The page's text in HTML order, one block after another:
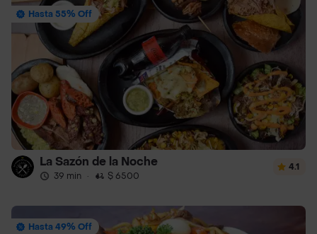
Hasta 55% Off
La Sazón de la Noche
39 min · $ 6500
4.1
Hasta 49% Off